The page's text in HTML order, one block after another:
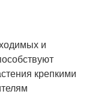
и
крепкими